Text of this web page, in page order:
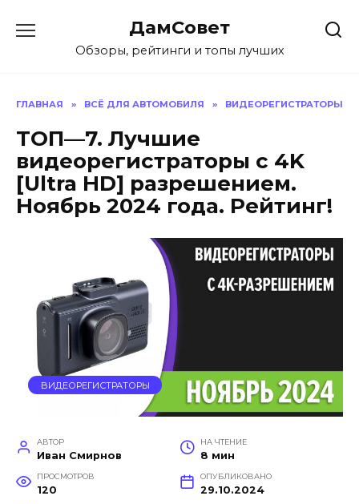
содержанию
ДамСовет
Обзоры, рейтинги и топы лучших
ГЛАВНАЯ » ВСЁ ДЛЯ АВТОМОБИЛЯ » ВИДЕОРЕГИСТРАТОРЫ
ТОП—7. Лучшие
видеорегистраторы с 4K
[Ultra HD] разрешением.
Ноябрь 2024 года. Рейтинг!
ВИДЕОРЕГИСТРАТОРЫ
АВТОР
Иван Смирнов
НА ЧТЕНИЕ
8 мин
ПРОСМОТРОВ
120
ОПУБЛИКОВАНО
29.10.2024